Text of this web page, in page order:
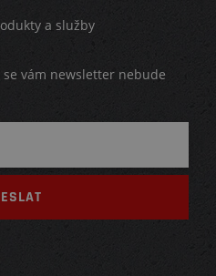
a služby
vám newsletter nebude